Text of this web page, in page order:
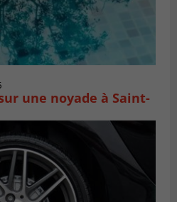
une noyade à Saint-